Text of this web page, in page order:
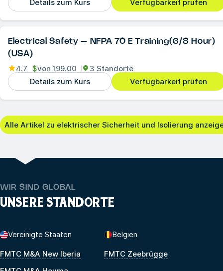
Details zum Kurs
Verfügbarkeit prüfen
Electrical Safety – NFPA 70 E Training(6/8 Hour)
(USA)
4.7 $von 199.00
3 Standorte
Details zum Kurs
Verfügbarkeit prüfen
Alle Artikel zu elektrischer Sicherheit und Isolierung
WIR SIND GLOBAL
UNSERE STANDORTE
Vereinigte Staaten
FMTC M&A New Iberia
Belgien
FMTC Zeebrügge